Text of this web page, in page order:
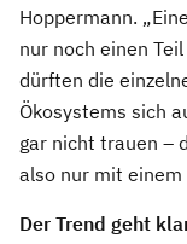
Hoppermann.
nur noch einen
dürften die
Ökosystems sich
gar nicht trauen –
also nur mit einem
Der Trend geht